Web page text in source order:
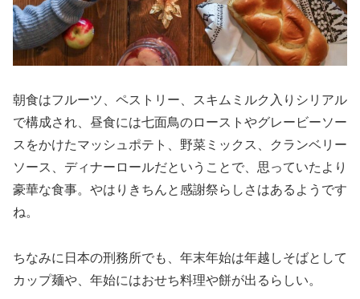
朝食はフルーツ、ペストリー、スキムミルク入りシリアル
で構成され、昼食には七面鳥のローストやグレービーソー
スをかけたマッシュポテト、野菜ミックス、クランベリー
ソース、ディナーロールだということで、思っていたより
豪華な食事。やはりきちんと感謝祭らしさはあるようです
ね。
ちなみに日本の刑務所でも、年末年始は年越しそばとして
カップ麺や、年始にはおせち料理や餅が出るらしい。